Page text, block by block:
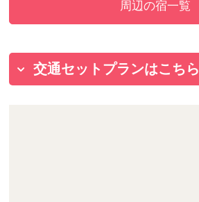
周辺の宿一覧
交通セットプランはこちら